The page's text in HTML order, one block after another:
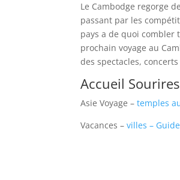
Le Cambodge regorge
passant par les
pays a de quoi combler
prochain voyage au
des spectacles,
Accueil
Asie Voyage –temples
Vacances –villes –